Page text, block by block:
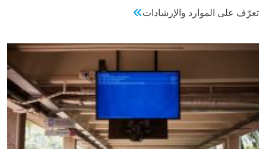
تعرّف على الموارد والإرشادات